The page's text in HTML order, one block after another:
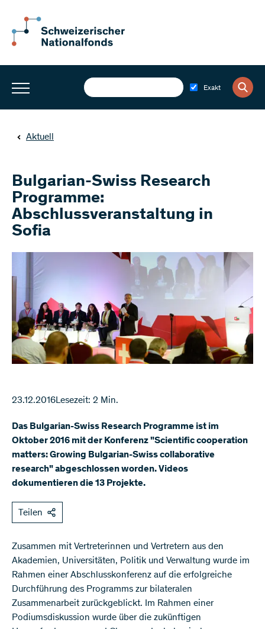
Exakt
Aktuell
Bulgarian-Swiss Research
Programme:
Abschlussveranstaltung in
Sofia
23.12.2016Lesezeit: 2 Min.
Das Bulgarian-Swiss Research Programme ist im
Oktober 2016 mit der Konferenz "Scientific cooperation
matters: Growing Bulgarian-Swiss collaborative
research" abgeschlossen worden. Videos
dokumentieren die 13 Projekte.
Teilen
​Zusammen mit Vertreterinnen und Vertretern aus den
Akademien, Universitäten, Politik und Verwaltung wurde im
Rahmen einer Abschlusskonferenz auf die erfolgreiche
Durchführung des Programms zur bilateralen
Zusammenarbeit zurückgeblickt. Im Rahmen einer
Podiumsdiskussion wurde über die zukünftigen